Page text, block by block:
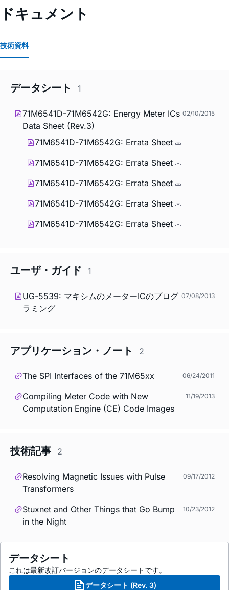
ドキュメント
技術資料
データシート 1
71M6541D-71M6542G: Energy Meter ICs
Data Sheet (Rev.3)
02/10/2015
71M6541D-71M6542G: Errata Sheet
71M6541D-71M6542G: Errata Sheet
71M6541D-71M6542G: Errata Sheet
71M6541D-71M6542G: Errata Sheet
71M6541D-71M6542G: Errata Sheet
ユーザ・ガイド 1
UG-5539: マキシムのメーターICのプログ
ラミング
07/08/2013
アプリケーション・ノート 2
The SPI Interfaces of the 71M65xx 06/24/2011
Compiling Meter Code with New
Computation Engine (CE) Code Images
11/19/2013
技術記事 2
Resolving Magnetic Issues with Pulse
Transformers
09/17/2012
Stuxnet and Other Things that Go Bump
in the Night
10/23/2012
データシート
これは最新改訂バージョンのデータシートです。
データシート (Rev. 3)